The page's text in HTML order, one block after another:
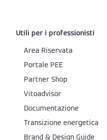
Utili per i professionisti
Area Riservata
Portale PEE
Partner Shop
Vitoadvisor
Documentazione
Transizione energetica
Brand & Design Guide